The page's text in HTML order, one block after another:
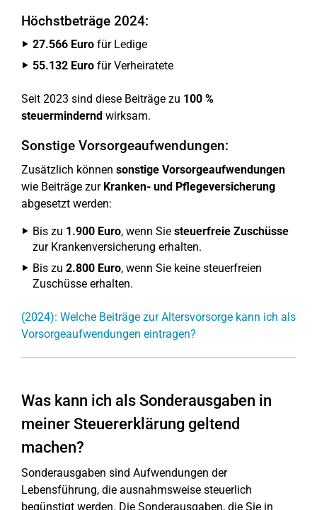
Höchstbeträge 2024:
27.566 Euro für Ledige
55.132 Euro für Verheiratete
Seit 2023 sind diese Beiträge zu 100 %
steuermindernd wirksam.
Sonstige Vorsorgeaufwendungen:
Zusätzlich können sonstige Vorsorgeaufwendungen
wie Beiträge zur Kranken- und Pflegeversicherung
abgesetzt werden:
Bis zu 1.900 Euro, wenn Sie steuerfreie Zuschüsse
zur Krankenversicherung erhalten.
Bis zu 2.800 Euro, wenn Sie keine steuerfreien
Zuschüsse erhalten.
(2024): Welche Beiträge zur Altersvorsorge kann ich als
Vorsorgeaufwendungen eintragen?
Was kann ich als Sonderausgaben in
meiner Steuererklärung geltend
machen?
Sonderausgaben sind Aufwendungen der
Lebensführung, die ausnahmsweise steuerlich
begünstigt werden. Die Sonderausgaben, die Sie in